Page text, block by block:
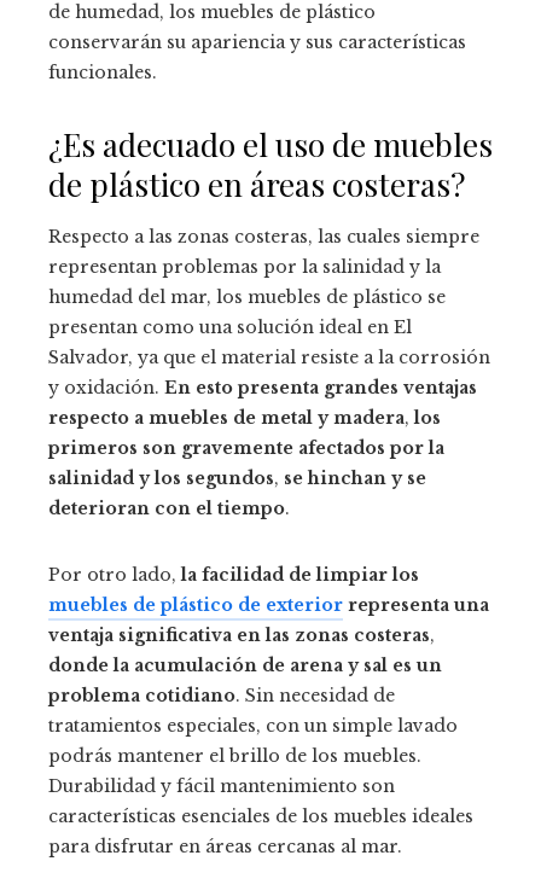
de humedad, los muebles de plástico
conservarán su apariencia y sus características
funcionales.
¿Es adecuado el uso de muebles
de plástico en áreas costeras?
Respecto a las zonas costeras, las cuales siempre
representan problemas por la salinidad y la
humedad del mar, los muebles de plástico se
presentan como una solución ideal en El
Salvador, ya que el material resiste a la corrosión
y oxidación. En esto presenta grandes ventajas
respecto a muebles de metal y madera,los
primeros son gravemente afectados por la
salinidad y los segundos, se hinchan y se
deterioran con el tiempo.
Por otro lado,la facilidad de limpiar los
muebles de plástico de exterior representa una
ventaja significativa en las zonas costeras,
donde la acumulación de arena y sal es un
problema cotidiano. Sin necesidad de
tratamientos especiales, con un simple lavado
podrás mantener el brillo de los muebles.
Durabilidad y fácil mantenimiento son
características esenciales de los muebles ideales
para disfrutar en áreas cercanas al mar.